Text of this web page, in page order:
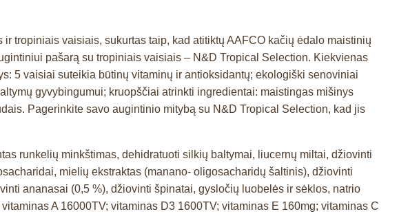
tropiniais vaisiais, sukurtas taip, kad atitiktų AAFCO kačių ėdalo maistinių
pašarą su tropiniais vaisiais – N&D Tropical Selection. Kiekvienas
5 vaisiai suteikia būtinų vitaminų ir antioksidantų; ekologiški senoviniai
gyvybingumui; kruopščiai atrinkti ingredientai: maistingas mišinys
Pagerinkite savo augintinio mitybą su N&D Tropical Selection, kad jis
runkelių minkštimas, dehidratuoti silkių baltymai, liucernų miltai, džiovinti
mielių ekstraktas (manano- oligosacharidų šaltinis), džiovinti
ananasai (0,5 %), džiovinti špinatai, gysločių luobelės ir sėklos, natrio
vitaminas A 16000TV; vitaminas D3 1600TV; vitaminas E 160mg; vitaminas C